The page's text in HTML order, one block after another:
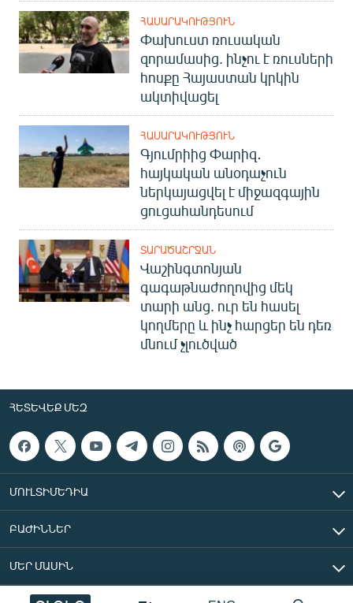
ՀԱՍԱՐԱԿՈՒԹՅՈՒՆ
Փախուստ ռուսական
զորամասից. ինչու է ռուսների
հոսքը Հայաստան կրկին
ակտիվացել
ՀԱՍԱՐԱԿՈՒԹՅՈՒՆ
Գյումրիից Փարիզ․
հայկական անօդաչուն
ներկայացվել է միջազգային
ցուցահանդեսում
ՏԱՐԱԾԱՇՐՋԱՆ
Վաշինգտոնյան
գագաթնաժողովից մեկ
տարի անց. ուր են հասել
կողմերը և ինչ հարցեր են դեռ
մնում չլուծված
ՀԵՏԵՎԵՔ ՄԵԶ
ՄՈՒԼՏԻՄԵԴԻԱ
ԲԱԺԻՆՆԵՐ
ՄԵՐ ՄԱՍԻՆ